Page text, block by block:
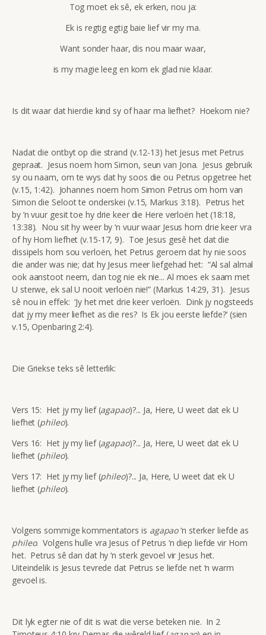
Tog moet ek sê, ek erken, nou ja:
Ek is regtig egtig baie lief vir my ma.
Want sonder haar, dis nou maar waar,
is my magie leeg en kom ek glad nie klaar.
Is dit waar dat hierdie kind sy of haar ma liefhet? Hoekom nie?
Nadat die ontbyt op die strand (v.12-13) het Jesus met Petrus
gepraat. Jesus noem hom Simon, seun van Jona. Jesus gebruik
sy ou naam, om te wys dat hy soos die ou Petrus opgetree het
(v.15, 1:42). Johannes noem hom Simon Petrus om hom van
Simon die Seloot te onderskei (v.15, Markus 3:18). Petrus het
by ‘n vuur gesit toe hy drie keer die Here verloën het (18:18,
13:38). Nou sit hy weer by ‘n vuur waar Jesus hom drie keer vra
of hy Hom liefhet (v.15-17, 9). Toe Jesus gesê het dat die
dissipels hom sou verloën, het Petrus geroem dat hy nie soos
die ander was nie; dat hy Jesus meer liefgehad het: “Al sal almal
ook aanstoot neem, dan tog nie ek nie... Al moes ek saam met
U sterwe, ek sal U nooit verloën nie!” (Markus 14:29, 31). Jesus
sê nou in effek: ‘Jy het met drie keer verloën. Dink jy nogsteeds
dat jy my meer liefhet as die res? Is Ek jou eerste liefde?’ (sien
v.15, Openbaring 2:4).
Die Griekse teks sê letterlik:
Vers 15: Het jy my lief (agapao)?... Ja, Here, U weet dat ek U
liefhet (phileo).
Vers 16: Het jy my lief (agapao)?... Ja, Here, U weet dat ek U
liefhet (phileo).
Vers 17: Het jy my lief (phileo)?... Ja, Here, U weet dat ek U
liefhet (phileo).
Volgens sommige kommentators is agapao‘n sterker liefde as
phileo. Volgens hulle vra Jesus of Petrus ‘n diep liefde vir Hom
het. Petrus sê dan dat hy ‘n sterk gevoel vir Jesus het.
Uiteindelik is Jesus tevrede dat Petrus se liefde net ‘n warm
gevoel is.
Dit lyk egter nie of dit is wat die verse beteken nie. In 2